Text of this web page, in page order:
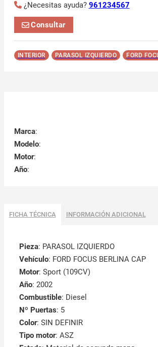
¿Necesitas ayuda? 961234567
Consultar
INTERIOR PARASOL IZQUIERDO FORD
Marca:
Modelo:
Motor:
Año:
FICHA TÉCNICA INFORMACIÓN ADICIONAL
Pieza: PARASOL IZQUIERDO
Vehículo: FORD FOCUS BERLINA CAP
Motor: Sport (109CV)
Año: 2002
Combustible: Diesel
Nº Puertas: 5
Color: SIN DEFINIR
Tipo motor: ASZ